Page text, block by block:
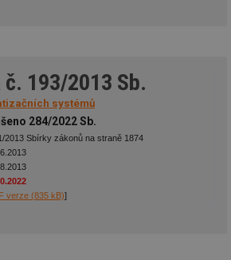
č. 193/2013 Sb.
systémů
284/2022 Sb.
2013 Sbírky zákonů na straně 1874
verze (835 kB)]